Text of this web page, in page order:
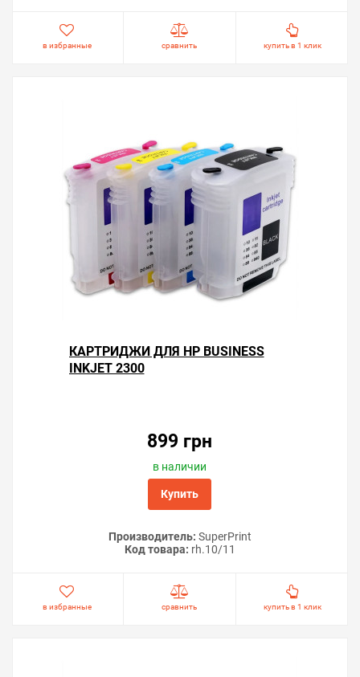
в избранные сравнить купить в 1 клик
КАРТРИДЖИ ДЛЯ HP BUSINESS
INKJET 2300
899 грн
в наличии
Купить
Производитель: SuperPrint
Код товара: rh.10/11
в избранные сравнить купить в 1 клик